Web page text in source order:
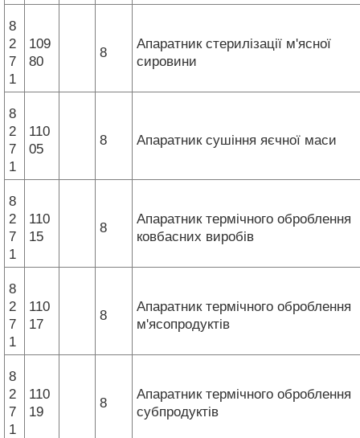
8
2
7
1
109
80
8
Апаратник стерилізації м'ясної
сировини
8
2
7
1
110
05
8 Апаратник сушіння яєчної маси
8
2
7
1
110
15
8
Апаратник термічного оброблення
ковбасних виробів
8
2
7
1
110
17
8
Апаратник термічного оброблення
м'ясопродуктів
8
2
7
1
110
19
8
Апаратник термічного оброблення
субпродуктів